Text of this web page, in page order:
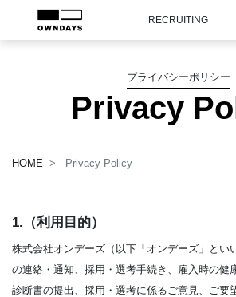
RECRUITING
プライバシーポリシー
Privacy
HOME Privacy Policy
1.（利用目的）
株式会社オンデーズ（以下「オンデーズ」とい
の連絡・通知、採用・選考手続き、雇入時の健
診断書の提出、採用・選考に係るご意見、ご要